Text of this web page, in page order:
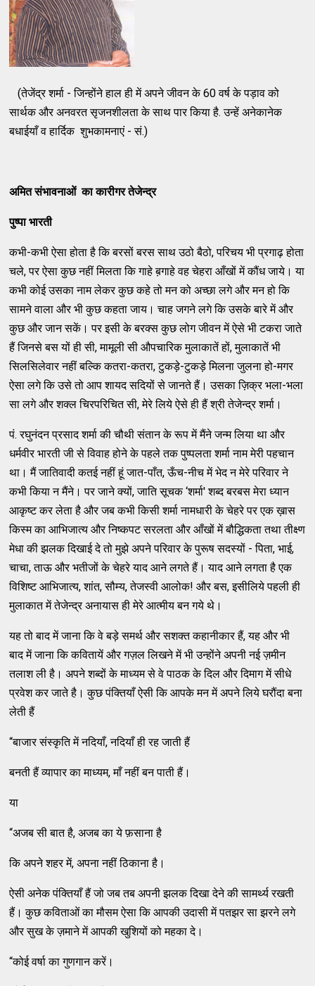
(तेजेंद्र शर्मा - जिन्होंने हाल ही में अपने जीवन के 60 वर्ष के पड़ाव को
सार्थक और अनवरत सृजनशीलता के साथ पार किया है. उन्हें अनेकानेक
बधाईयाँ व हार्दिक शुभकामनाएं - सं.)
अमित संभावनाओंका कारीगर तेजेन्‍द्र
पुष्‍पा भारती
कभी-कभी ऐसा होता है कि बरसों बरस साथ उठो बैठो, परिचय भी प्रगाढ़ होता
चले, पर ऐसा कुछ नहीं मिलता कि गाहे ब़गाहे वह चेहरा आँखों में कौंध जाये। या
कभी कोई उसका नाम लेकर कुछ कहे तो मन को अच्‍छा लगे और मन हो कि
सामने वाला और भी कुछ कहता जाय। चाह जगने लगे कि उसके बारे में और
कुछ और जान सकें। पर इसी के बरक्‍स कुछ लोग जीवन में ऐसे भी टकरा जाते
हैं जिनसे बस यों ही सी, मामूली सी औपचारिक मुलाकातें हों, मुलाकातें भी
सिलसिलेवार नहीं बल्‍कि कतरा-कतरा, टुकड़े-टुकड़े मिलना जुलना हो-मगर
ऐसा लगे कि उसे तो आप शायद सदियों से जानते हैं। उसका ज़िक्र भला-भला
सा लगे और शक्‍ल चिरपरिचित सी, मेरे लिये ऐसे ही हैं श्री तेजेन्‍द्र शर्मा।
पं. रघुनंदन प्रसाद शर्मा की चौथी संतान के रूप में मैंने जन्‍म लिया था और
धर्मवीर भारती जी से विवाह होने के पहले तक पुष्‍पलता शर्मा नाम मेरी पहचान
था। मैं जातिवादी कतई नहीं हूं जात-पाँत, ऊँच-नीच में भेद न मेरे परिवार ने
कभी किया न मैंने। पर जाने क्‍यों, जाति सूचक ‘शर्मा' शब्‍द बरबस मेरा ध्‍यान
आकृष्‍ट कर लेता है और जब कभी किसी शर्मा नामधारी के चेहरे पर एक ख़ास
किस्‍म का आभिजात्‍य और निष्‍कपट सरलता और आँखों में बौद्धिकता तथा तीक्ष्‍ण
मेधा की झलक दिखाई दे तो मुझे अपने परिवार के पुरूष सदस्‍यों - पिता, भाई,
चाचा, ताऊ और भतीजों के चेहरे याद आने लगते हैं। याद आने लगता है एक
विशिष्‍ट आभिजात्‍य, शांत, सौम्‍य, तेजस्‍वी आलोक! और बस, इसीलिये पहली ही
मुलाकात में तेजेन्‍द्र अनायास ही मेरे आत्‍मीय बन गये थे।
यह तो बाद में जाना कि वे बड़े समर्थ और सशक्‍त कहानीकार हैं, यह और भी
बाद में जाना कि कवितायें और गज़ल लिखने में भी उन्‍होंने अपनी नई ज़मीन
तलाश ली है। अपने शब्‍दों के माध्‍यम से वे पाठक के दिल और दिमाग में सीधे
प्रवेश कर जाते है। कुछ पंक्‍तियाँ ऐसी कि आपके मन में अपने लिये घरौंदा बना
लेती हैं
“बाजार संस्‍कृति में नदियाँ, नदियाँ ही रह जाती हैं
बनती हैं व्‍यापार का माध्‍यम, माँ नहीं बन पाती हैं।
या
“अजब सी बात है, अजब का ये फ़साना है
कि अपने शहर में, अपना नहीं ठिकाना है।
ऐसी अनेक पंक्‍तियाँ हैं जो जब तब अपनी झलक दिखा देने की सामर्थ्‍य रखती
हैं। कुछ कविताओं का मौसम ऐसा कि आपकी उदासी में पतझर सा झरने लगे
और सुख के ज़माने में आपकी खुशियों को महका दे।
“कोई वर्षा का गुणगान करें।